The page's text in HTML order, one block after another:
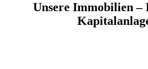
Unsere Immobilien –